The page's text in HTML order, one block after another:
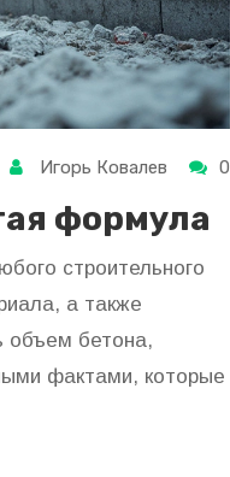
Игорь Ковалев 0
формула
строительного
а также
объем бетона,
фактами, которые